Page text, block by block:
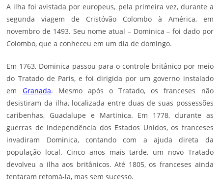
A ilha foi avistada por europeus, pela primeira vez, durante a
segunda viagem de Cristóvão Colombo à América, em
novembro de 1493. Seu nome atual – Dominica – foi dado por
Colombo, que a conheceu em um dia de domingo.
Em 1763, Dominica passou para o controle britânico por meio
do Tratado de Paris, e foi dirigida por um governo instalado
em Granada. Mesmo após o Tratado, os franceses não
desistiram da ilha, localizada entre duas de suas possessões
caribenhas, Guadalupe e Martinica. Em 1778, durante as
guerras de independência dos Estados Unidos, os franceses
invadiram Dominica, contando com a ajuda direta da
população local. Cinco anos mais tarde, um novo Tratado
devolveu a ilha aos britânicos. Até 1805, os franceses ainda
tentaram retomá-la, mas sem sucesso.